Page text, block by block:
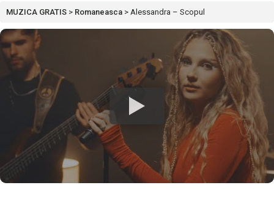
MUZICA GRATIS > Romaneasca > Alessandra – Scopul